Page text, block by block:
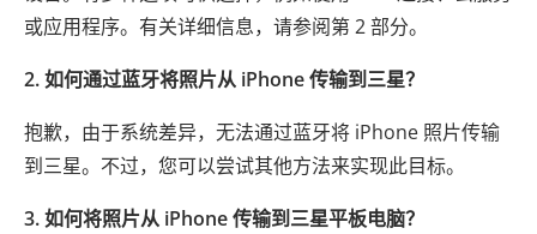
或应用程序。有关详细信息，请参阅第 2 部分。
2. 如何通过蓝牙将照片从 iPhone 传输到三星？
抱歉，由于系统差异，无法通过蓝牙将 iPhone 照片传输
到三星。不过，您可以尝试其他方法来实现此目标。
3. 如何将照片从 iPhone 传输到三星平板电脑？